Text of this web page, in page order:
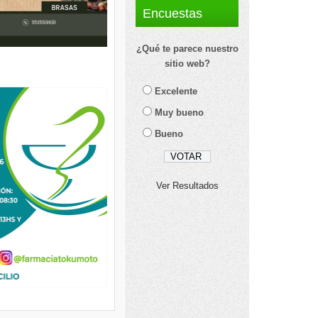
Encuestas
¿Qué te parece nuestro
sitio web?
Excelente
Muy bueno
Bueno
Ver Resultados